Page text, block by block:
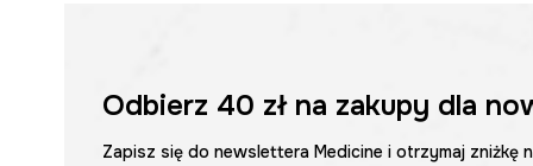
Odbierz 40 złna zakupy dla
Zapisz się do newslettera Medicine i otrzymaj zniżkę